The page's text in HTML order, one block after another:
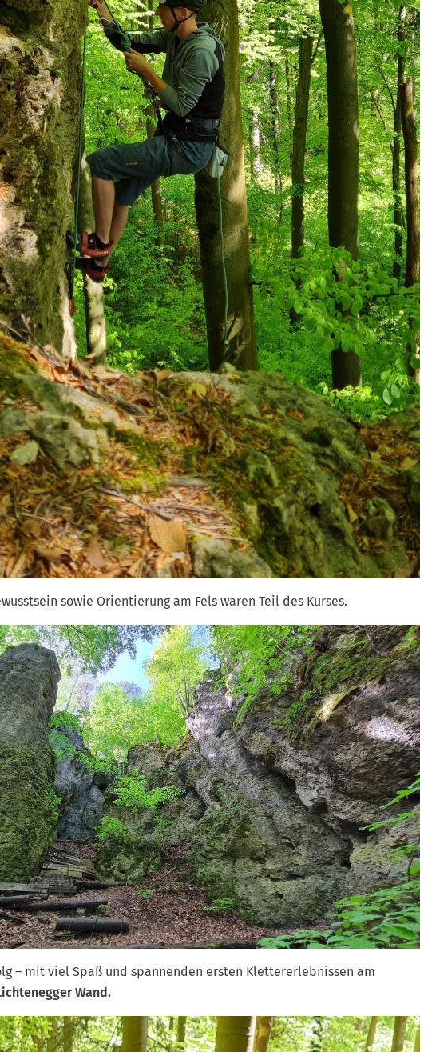
sowie Orientierung am Fels waren Teil des Kurses.
– mit viel Spaß und spannenden ersten Klettererlebnissen am
Wand.